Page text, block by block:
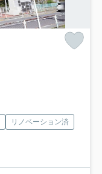
リノベーション済